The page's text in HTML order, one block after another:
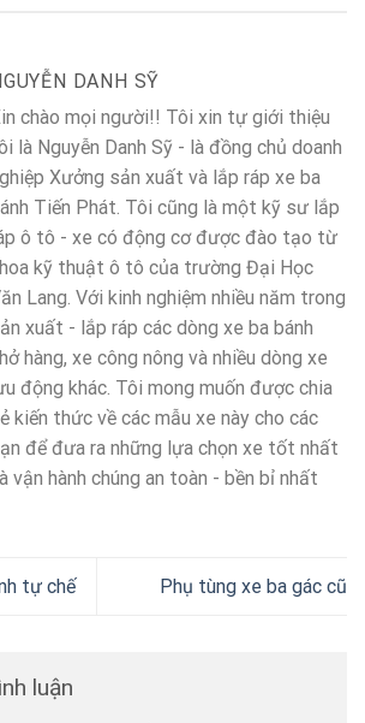
DANH SỸ
chào mọi người!! Tôi xin tự giới thiệu
là Nguyễn Danh Sỹ - là đồng chủ doanh
Xưởng sản xuất và lắp ráp xe ba
Tiến Phát. Tôi cũng là một kỹ sư lắp
ô tô - xe có động cơ được đào tạo từ
kỹ thuật ô tô của trường Đại Học
Lang. Với kinh nghiệm nhiều năm trong
xuất - lắp ráp các dòng xe ba bánh
hàng, xe công nông và nhiều dòng xe
động khác. Tôi mong muốn được chia
kiến thức về các mẫu xe này cho các
để đưa ra những lựa chọn xe tốt nhất
vận hành chúng an toàn - bền bỉ nhất
tự chế Phụ tùng xe ba gác cũ
luận